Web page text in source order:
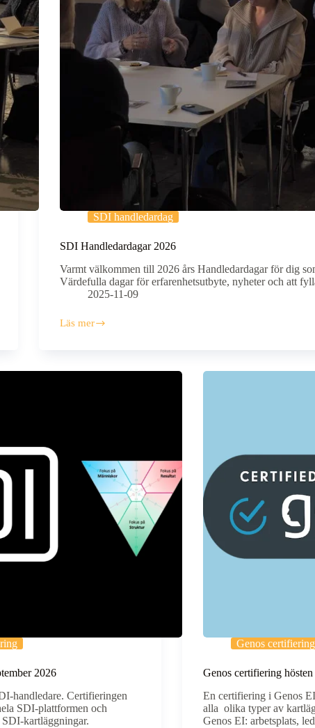
SDI handledardag
SDI Handledardagar 2026
Varmt välkommen till 2026 års Handledardagar för dig
Värdefulla dagar för erfarenhetsutbyte, nyheter och att
2025-11-09
Läs mer
SDI
2026
handledare. Certifieringen
SDI-plattformen och
kartläggningar.
Genos certifiering
Genos certifiering
En certifiering i Genos
alla olika typer av
Genos EI: arbetsplats,